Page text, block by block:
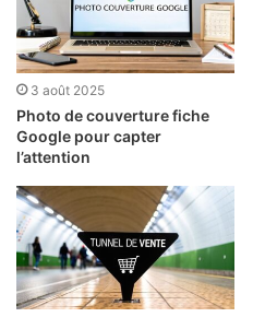
3 août 2025
Photo de couverture fiche
Google pour capter
l’attention